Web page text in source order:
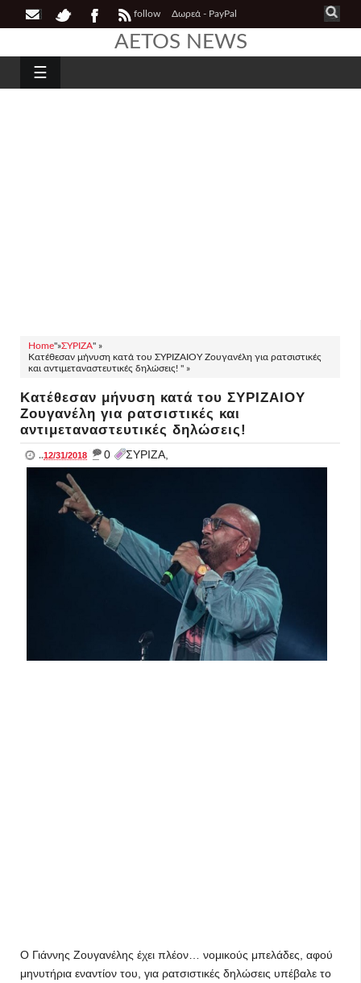
follow Δωρεά - PayPal
AETOS NEWS
☰
Home"»ΣΥΡΙΖΑ" »
Κατέθεσαν μήνυση κατά του ΣΥΡΙΖΑΙΟΥ Ζουγανέλη για ρατσιστικές
και αντιμεταναστευτικές δηλώσεις! " »
Κατέθεσαν μήνυση κατά του ΣΥΡΙΖΑΙΟΥ
Ζουγανέλη για ρατσιστικές και
αντιμεταναστευτικές δηλώσεις!
..12/31/2018 _ 0 ΣΥΡΙΖΑ,
Ο Γιάννης Ζουγανέλης έχει πλέον… νομικούς μπελάδες, αφού
μηνυτήρια εναντίον του, για ρατσιστικές δηλώσεις υπέβαλε το